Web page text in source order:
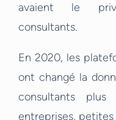
avaient le
consultants.
En 2020, les
ont changé la
consultants
entreprises, petites